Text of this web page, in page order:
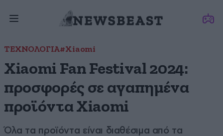
ΤΕΧΝΟΛΟΓΙΑ#Xiaomi
Xiaomi Fan Festival 2024:
προσφορές σε αγαπημένα
προϊόντα Xiaomi
Όλα τα προϊόντα είναι διαθέσιμα από τα